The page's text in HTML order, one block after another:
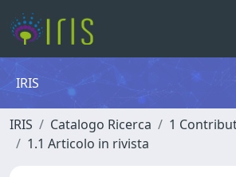
IRIS
IRIS Catalogo Ricerca
1
1.1 Articolo in rivista